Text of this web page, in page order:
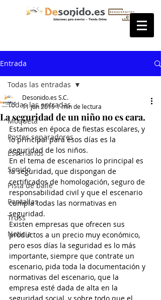
Entrada
Todas las entradas
Moqueta
Postes separadores
Escenarios
Sonido
Pista de baile
Pantallas
Truss
Noticia
Todas las entradas
La seguridad de un niño no es cara.
Desonido.es S.C.
11 jun 20191 min de lectura
Estamos en época de fiestas escolares, y
lo principal para esos días es la
seguridad de los niños.
En el tema de escenarios lo principal es
la seguridad, que dispongan de
certificados de homologación, seguro de
responsabilidad civil y que el escenario
cumpla todas las normativas en
seguridad.
Existen empresas que ofrecen sus
productos a un precio muy económico,
pero esos días la seguridad es lo más
importante, siempre que contrate un
escenario, pida toda la documentación y
normativas del escenario, que la
empresa esté dada de alta en la